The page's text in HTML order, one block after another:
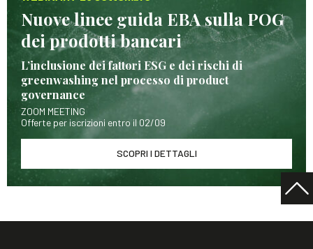
Nuove linee guida EBA sulla POG
dei prodotti bancari
L’inclusione dei fattori ESG e dei rischi di
greenwashing nel processo di product
governance
ZOOM MEETING
Offerte per iscrizioni entro il 02/09
SCOPRI I DETTAGLI